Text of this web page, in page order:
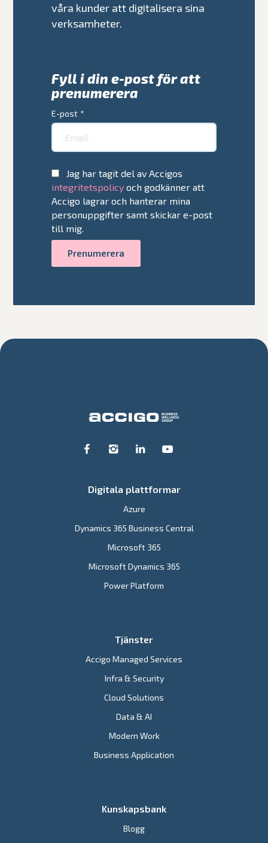
våra kunder att digitalisera sina
verksamheter.
Fyll i din e-post för att
prenumerera
E-post *
Jag har tagit del av Accigos
integritetspolicy och godkänner att
Accigo lagrar och hanterar mina
personuppgifter samt skickar e-post
till mig.
Digitala plattformar
Azure
Dynamics 365 Business Central
Microsoft 365
Microsoft Dynamics 365
Power Platform
Tjänster
Accigo Managed Services
Infra & Security
Cloud Solutions
Data & AI
Modern Work
Business Application
Kunskapsbank
Blogg